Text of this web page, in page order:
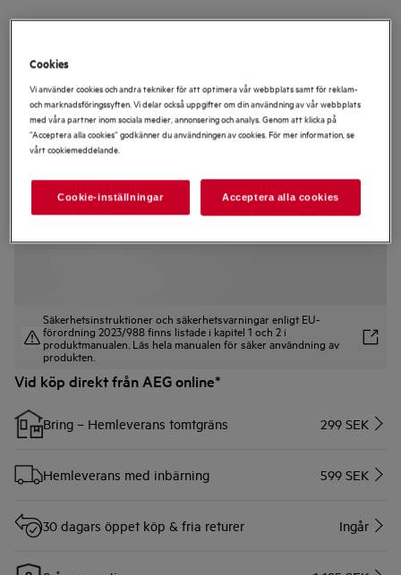
ORC8M321CL
Produktblad
Säkerhetsinstruktioner och säkerhetsvarningar enligt EU-
förordning 2023/988 finns listade i kapitel 1 och 2 i
produktmanualen. Läs hela manualen för säker användning av
produkten.
Vid köp direkt från AEG online*
Bring – Hemleverans tomtgräns 299 SEK
Hemleverans med inbärning 599 SEK
30 dagars öppet köp & fria returer Ingår
Cookies
Vi använder cookies och andra tekniker för att optimera vår webbplats samt för reklam-
och marknadsföringssyften. Vi delar också uppgifter om din användning av vår webbplats
med våra partner inom sociala medier, annonsering och analys. Genom att klicka på
”Acceptera alla cookies” godkänner du användningen av cookies. För mer information, se
vårt cookiemeddelande.
Cookie-inställningar Acceptera alla cookies